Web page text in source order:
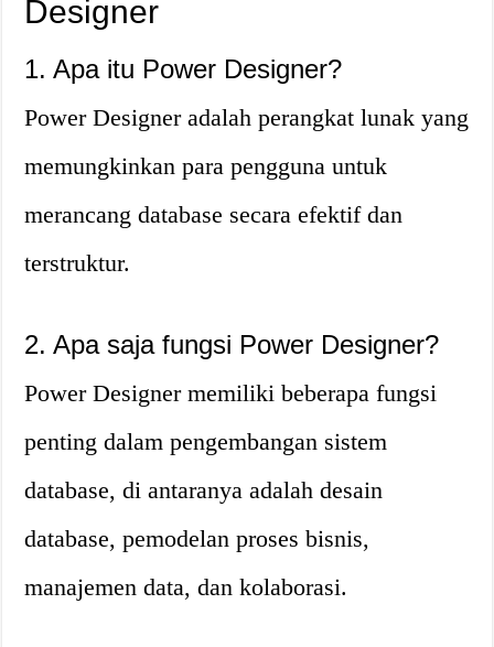
Designer
1. Apa itu Power Designer?
Power Designer adalah perangkat lunak yang
memungkinkan para pengguna untuk
merancang database secara efektif dan
terstruktur.
2. Apa saja fungsi Power Designer?
Power Designer memiliki beberapa fungsi
penting dalam pengembangan sistem
database, di antaranya adalah desain
database, pemodelan proses bisnis,
manajemen data, dan kolaborasi.